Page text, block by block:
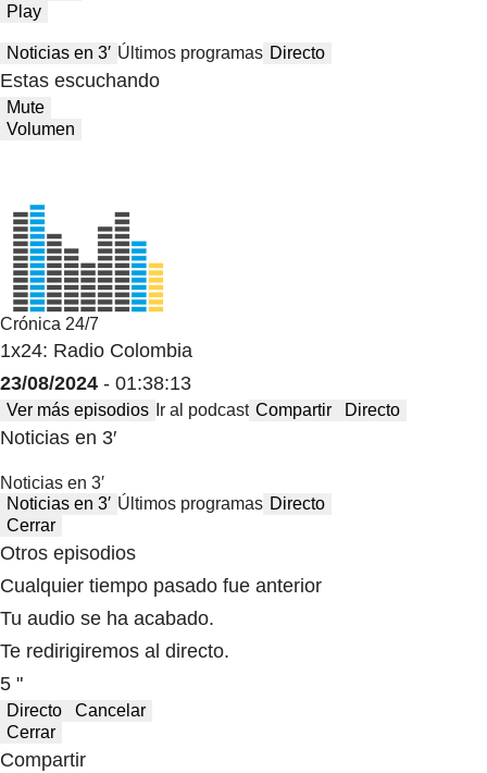
Play
Noticias en 3′ Últimos programas Directo
Estas escuchando
Mute
Volumen
Crónica 24/7
1x24: Radio Colombia
23/08/2024 - 01:38:13
Ver más episodios Ir al podcast Compartir Directo
Noticias en 3′
Noticias en 3′
Noticias en 3′ Últimos programas Directo
Cerrar
Otros episodios
Cualquier tiempo pasado fue anterior
Tu audio se ha acabado.
Te redirigiremos al directo.
5 "
Directo
Cancelar
Cerrar
Compartir